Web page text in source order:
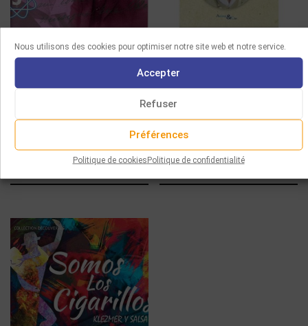
Nous utilisons des cookies pour optimiser notre site web et notre service.
Accepter
Refuser
Préférences
Politique de cookiesPolitique de confidentialité
18.00€
EVA GOLGEVIT CHANTE
TOUJOURS
20.00